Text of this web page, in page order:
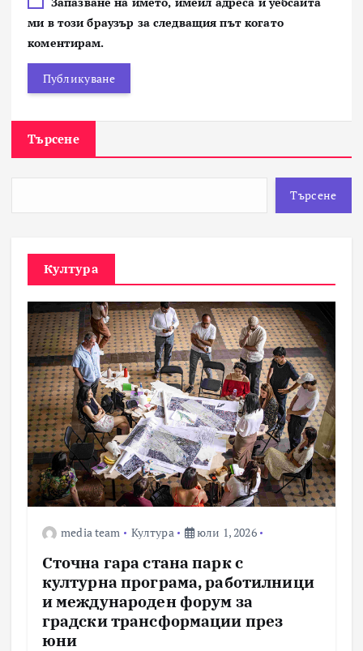
ми в този браузър за следващия път когато
коментирам.
Търсене
Търсене
Култура
media team Култура юли 1, 2026
Сточна гара стана парк с
културна програма, работилници
и международен форум за
градски трансформации през
юни